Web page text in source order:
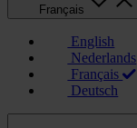
Français
English
Nederlands
Français
Deutsch